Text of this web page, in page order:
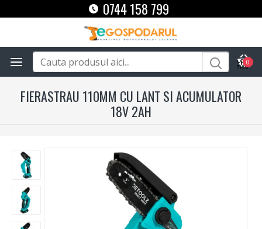
0744 158 799
0
FIERASTRAU 110MM CU LANT SI ACUMULATOR
18V 2AH